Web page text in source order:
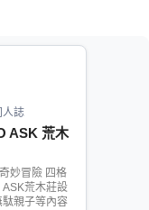
人誌
ASK 荒木
妙冒險 四格
ASK荒木莊設
駄親子等內容